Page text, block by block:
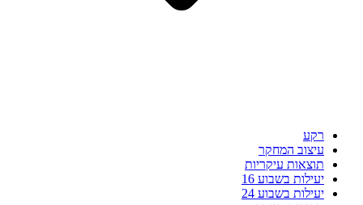
רקע
עיצוב המחקר
תוצאות עיקריות
יעילות בשבוע 16
יעילות בשבוע 24